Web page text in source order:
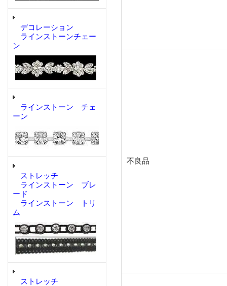
デコレーション
ラインストーンチェー
ン
ラインストーン チェ
ーン
ストレッチ
ラインストーン ブレ
ード
ラインストーン トリ
ム
ストレッチ
不良品